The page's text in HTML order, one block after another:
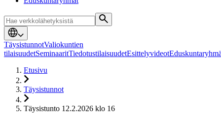
TäysistunnotValiokuntien
tilaisuudetSeminaaritTiedotustilaisuudetEsittelyvideot
Etusivu
Täysistunnot
Täysistunto 12.2.2026 klo 16